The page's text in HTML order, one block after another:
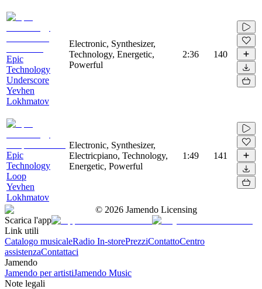
Epic
Technology
Underscore
Yevhen
Lokhmatov
Electronic, Synthesizer,
Technology, Energetic,
Powerful
2:36 140
Epic
Technology
Loop
Yevhen
Lokhmatov
Electronic, Synthesizer,
Electricpiano, Technology,
Energetic, Powerful
1:49 141
© 2026 Jamendo Licensing
Scarica l'app
Link utili
Catalogo musicaleRadio In-storePrezziContattoCentro
assistenzaContattaci
Jamendo
Jamendo per artistiJamendo Music
Note legali